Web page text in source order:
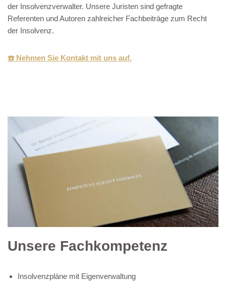
der Insolvenzverwalter. Unsere Juristen sind gefragte
Referenten und Autoren zahlreicher Fachbeiträge zum Recht
der Insolvenz.
☎️ Nehmen Sie Kontakt mit uns auf.
Unsere Fachkompetenz
Insolvenzpläne mit Eigenverwaltung